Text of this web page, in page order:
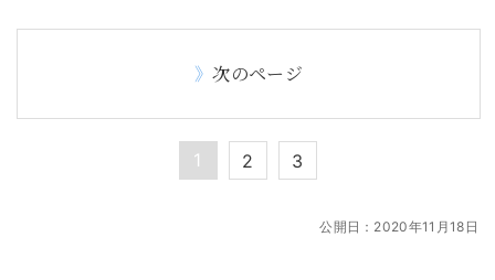
次のページ
1 2 3
公開日： 2020年11月18日